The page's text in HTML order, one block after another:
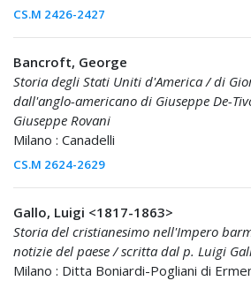
CS.M 2426-2427
Bancroft, George
Storia degli Stati Uniti d'America / di
dall'anglo-americano di Giuseppe De-
Giuseppe Rovani
Milano : Canadelli
CS.M 2624-2629
Gallo, Luigi <1817-1863>
Storia del cristianesimo nell'Impero
notizie del paese / scritta dal p. Luigi
Milano : Ditta Boniardi-Pogliani di